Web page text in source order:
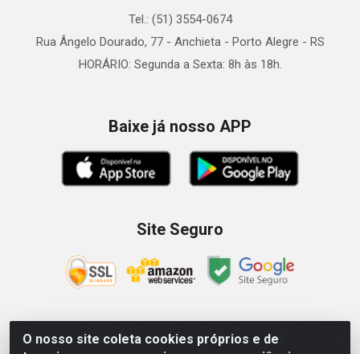
O nosso site coleta cookies próprios e de
Tel.: (51) 3554-0674
Rua Ângelo Dourado, 77 - Anchieta - Porto Alegre - RS
HORÁRIO: Segunda a Sexta: 8h às 18h.
Baixe já nosso APP
Site Seguro
Zein Importação e Comércio LTDA - Av. Senador Queiróz, 274